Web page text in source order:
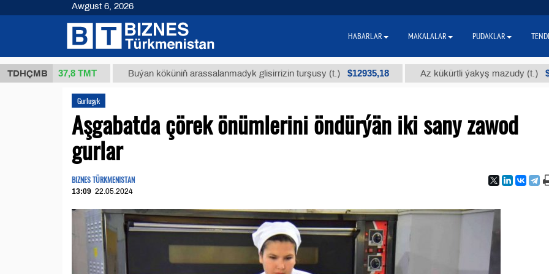
TDHÇMB
(kg.) 37,8 ТМТ Buýan köküniň arassalanmadyk glisirrizin turşusy (t.) $12935,18 Az kükürtli ýakyş mazudy (t.) $300
Gurluşyk
Aşgabatda çörek önümlerini öndürýän iki sany zawod
gurlar
BIZNES TÜRKMENISTAN
13:09 22.05.2024
Awgust 6, 2026
HABARLAR MAKALALAR PUDAKLAR